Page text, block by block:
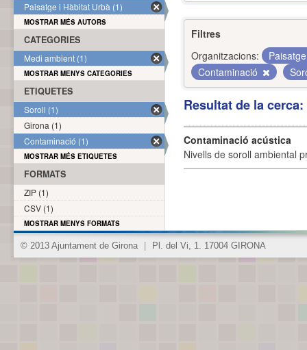
Filtres
Organitzacions:
Contaminació
Resultat de la
Contaminació acústica
Nivells de soroll ambiental
Paisatge i Hàbitat Urbà (1)
MOSTRAR MÉS AUTORS
CATEGORIES
Medi ambient (1)
MOSTRAR MENYS CATEGORIES
ETIQUETES
Soroll (1)
Girona (1)
Contaminació (1)
MOSTRAR MÉS ETIQUETES
FORMATS
ZIP (1)
CSV (1)
MOSTRAR MENYS FORMATS
© 2013 Ajuntament de Girona Pl. del Vi, 1. 17004 GIRONA